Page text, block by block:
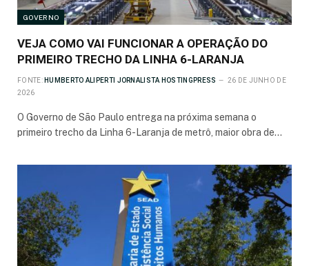
GOVERNO
VEJA COMO VAI FUNCIONAR A OPERAÇÃO DO
PRIMEIRO TRECHO DA LINHA 6-LARANJA
FONTE: HUMBERTO ALIPERTI JORNALISTA HOSTINGPRESS
26 DE JUNHO DE
2026
O Governo de São Paulo entrega na próxima semana o
primeiro trecho da Linha 6-Laranja de metrô, maior obra de…